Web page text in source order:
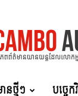
Auto
នថ្មីៗ បច្ចេក